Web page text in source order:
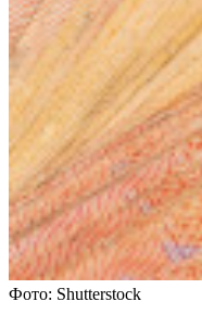
Фото: Shutterstock